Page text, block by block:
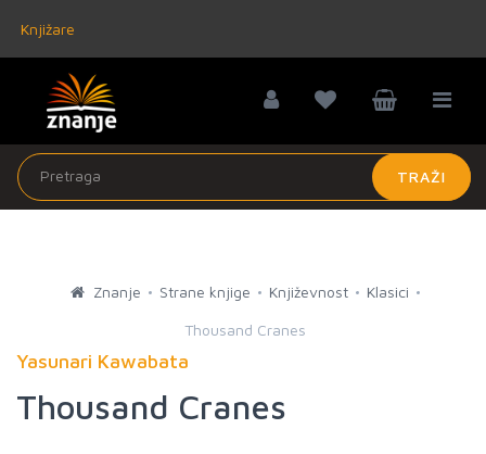
Knjižare
TRAŽI
Znanje Strane knjige Književnost Klasici
Thousand Cranes
Yasunari Kawabata
Thousand Cranes